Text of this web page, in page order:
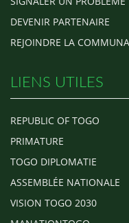
DEVENIR PARTENAIRE
REJOINDRE LA
LIENS UTILES
REPUBLIC OF TOGO
PRIMATURE
TOGO DIPLOMATIE
ASSEMBLÉE NATIONALE
VISION TOGO 2030